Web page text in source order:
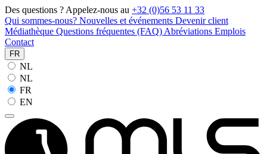
Des questions ? Appelez-nous au +32 (0)56 53 11 33
Qui sommes-nous? Nouvelles et événements Devenir client
Médiathèque Questions fréquentes (FAQ) Abréviations Emplois
Contact
FR
NL
NL
FR
EN